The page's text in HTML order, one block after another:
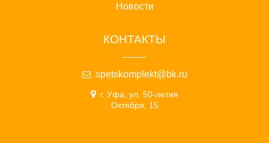
Новости
КОНТАКТЫ
spetskomplekt@bk.ru
г. Уфа, ул. 50-летия
Октября, 15